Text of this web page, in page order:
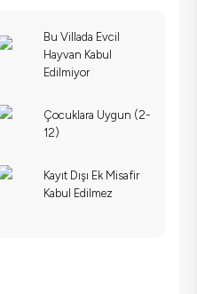
Bu Villada Evcil
Hayvan Kabul
Edilmiyor
Çocuklara Uygun (2-
12)
Kayıt Dışı Ek Misafir
Kabul Edilmez